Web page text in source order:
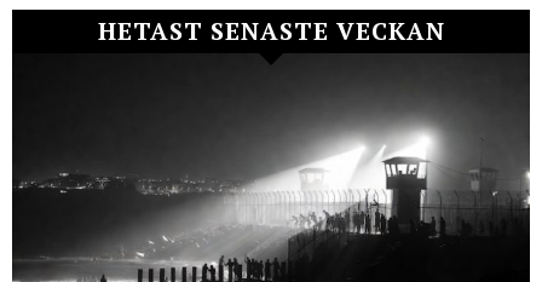
HETAST SENASTE VECKAN